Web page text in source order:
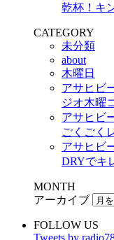
乾杯！キ
CATEGORY
未分類
about
木曜日
アサヒビ
ジオ木曜
アサヒビ
ごくごく
アサヒビ
DRYでキ
MONTH
アーカイブ
FOLLOW US